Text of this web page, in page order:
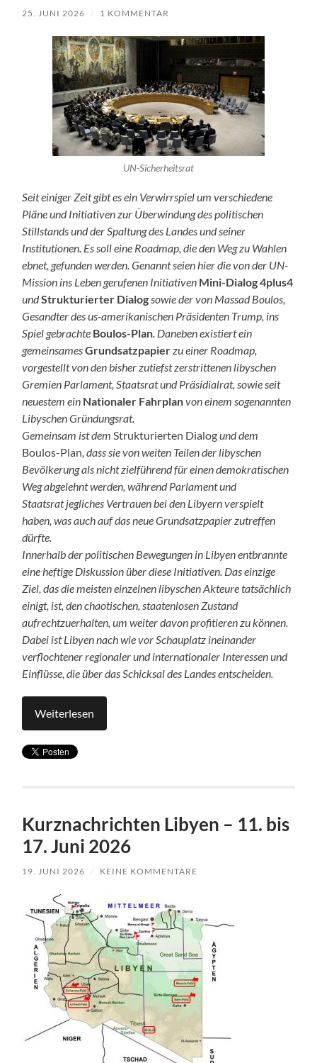
25. JUNI 2026 / 1 KOMMENTAR
UN-Sicherheitsrat
Seit einiger Zeit gibt es ein Verwirrspiel um verschiedene
Pläne und Initiativen zur Überwindung des politischen
Stillstands und der Spaltung des Landes und seiner
Institutionen. Es soll eine Roadmap, die den Weg zu Wahlen
ebnet, gefunden werden. Genannt seien hier die von der UN-
Mission ins Leben gerufenen Initiativen Mini-Dialog 4plus4
undStrukturierter Dialogsowie der von Massad Boulos,
Gesandter des us-amerikanischen Präsidenten Trump, ins
Spiel gebrachte Boulos-Plan. Daneben existiert ein
gemeinsamesGrundsatzpapierzu einer Roadmap,
vorgestellt von den bisher zutiefst zerstrittenen libyschen
Gremien Parlament, Staatsrat und Präsidialrat, sowie seit
neuestem ein Nationaler Fahrplanvon einem sogenannten
Libyschen Gründungsrat.
Gemeinsam ist demStrukturierten Dialogund dem
Boulos-Plan, dass sie von weiten Teilen der libyschen
Bevölkerung als nicht zielführend für einen demokratischen
Weg abgelehnt werden, während Parlament und
Staatsratjegliches Vertrauen bei den Libyern verspielt
haben, was auch aufdas neue Grundsatzpapier zutreffen
dürfte.
Innerhalb der politischen Bewegungen in Libyen entbrannte
eine heftige Diskussion über diese Initiativen. Das einzige
Ziel, das die meisten einzelnen libyschen Akteure tatsächlich
einigt, ist, den chaotischen, staatenlosen Zustand
aufrechtzuerhalten, um weiter davon profitieren zu können.
Dabei ist Libyen nach wie vor Schauplatz ineinander
verflochtener regionaler und internationaler Interessen und
Einflüsse, die über das Schicksal des Landes entscheiden.
Weiterlesen
Kurznachrichten Libyen – 11. bis
17. Juni 2026
19. JUNI 2026 / KEINE KOMMENTARE